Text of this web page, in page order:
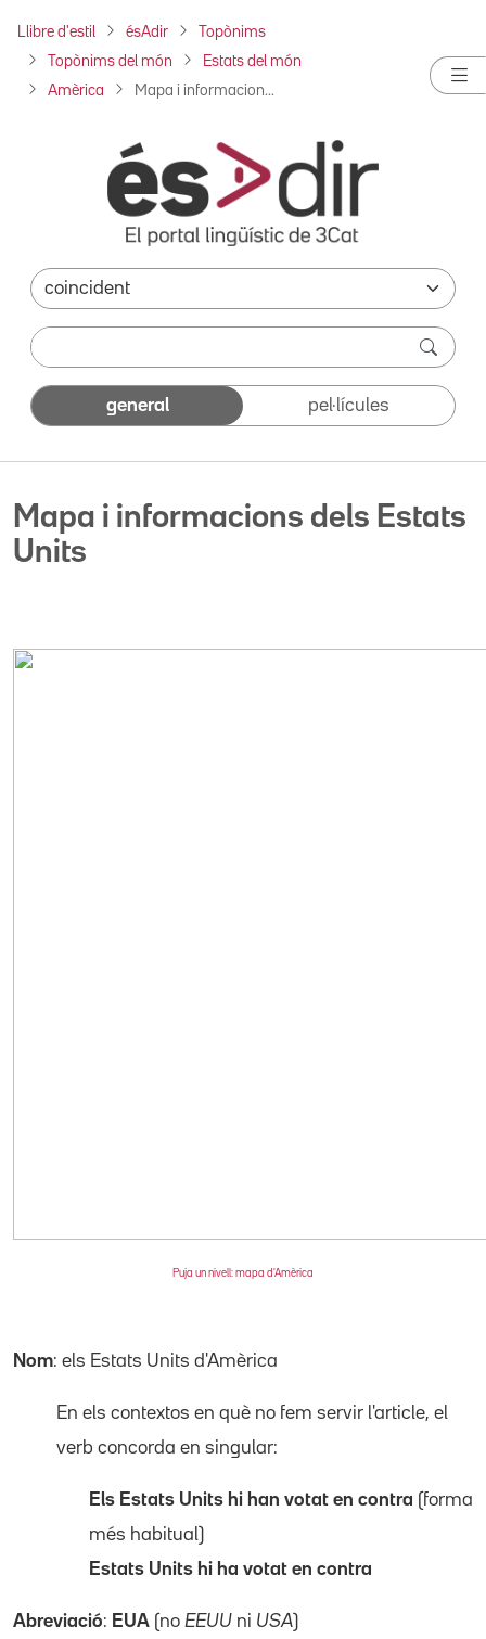
Llibre d'estil ésAdir Topònims
Topònims del món Estats del món
Amèrica Mapa i informacion...
general pel·lícules
Mapa i informacions dels Estats
Units
Puja un nivell: mapa d'Amèrica
Nom: els Estats Units d'Amèrica
En els contextos en què no fem servir l'article, el
verb concorda en singular:
Els Estats Units hi han votat en contra (forma
més habitual)
Estats Units hi ha votat en contra
Abreviació: EUA (no EEUU ni USA)